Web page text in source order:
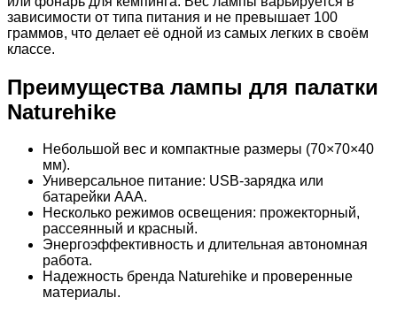
зависимости от типа питания и не превышает 100
граммов, что делает её одной из самых легких в своём
классе.
Преимущества лампы для палатки
Naturehike
Небольшой вес и компактные размеры (70×70×40
мм).
Универсальное питание: USB-зарядка или
батарейки AAA.
Несколько режимов освещения: прожекторный,
рассеянный и красный.
Энергоэффективность и длительная автономная
работа.
Надежность бренда Naturehike и проверенные
материалы.